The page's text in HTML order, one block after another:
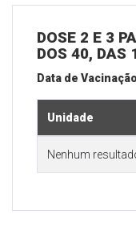
DOSE 2 E 3
DOS 40, DAS
Data de
Unidade
Nenhum